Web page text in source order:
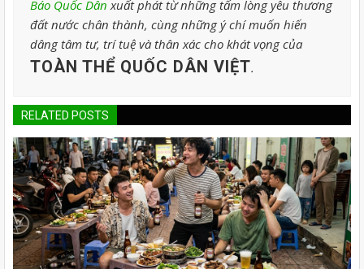
Báo Quốc Dân xuất phát từ những tấm lòng yêu thương
đất nước chân thành, cùng những ý chí muốn hiến
dâng tâm tư, trí tuệ và thân xác cho khát vọng của
TOÀN THỂ QUỐC DÂN VIỆT.
RELATED POSTS